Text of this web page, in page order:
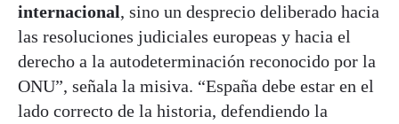
internacional, sino un desprecio deliberado hacia
las resoluciones judiciales europeas y hacia el
derecho a la autodeterminación reconocido por la
ONU”, señala la misiva. “España debe estar en el
lado correcto de la historia, defendiendo la